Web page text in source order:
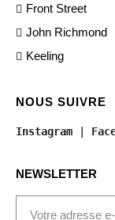
Front Street
John Richmond
Keeling
NOUS SUIVRE
Instagram
NEWSLETTER